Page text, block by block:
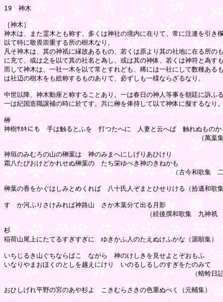
19　神木
［神木］
神木は、また霊木とも称す、多くは神社の境内に在りて、常に注連を引き
以て特に敬畏崇重する所の樹木なり。
凡そ神木は、其の神祇に縁故あるもの、若くは原より其の社地に在る所の
に充て、或は之を以て其の社名と為し、或は其の神体、若くは神符と為す
而して神木は、一社一木を以て常とすれども、稀には一社にして数種ある
は社辺の樹木をも総称するものありて、必ずしも一様ならざるなり。
中世以降、神木動座と称することあり。一は春日の神人等事を朝廷に訴ふ
一は紀国造職譲補の時に於てす。共に榊を俸持して以て神体に擬するなり
榊
神樹ｻｶｷにも　手は触るとふを　打つたへに　人妻と云へば　触れぬものか
（萬葉集　四相
神垣のみむろの山の榊葉は　神のみまへにしげりあひけり
霜八たびおけどかれせぬ榊葉の　たち栄ゆべき神のきねかも
（古今和歌集　二十大歌
榊葉の香をかぐはしみとめくれば　八十氏人ぞまとひせりける（拾遺和歌
すゞか河ふりさけみれば神路山　さか木葉分て出る月影
（続後撰和歌集　九神祇　僧正
杉
稲荷山尾上にたてるすぎすぎに　ゆきかふ人のたえぬけふかな（源順集）
いちじるき山ぐちならばこゝながら　神のけしきを見せよとぞおもふ
いなりやまおほくのとしを越えにけり　いのるしるしのすぎをたのみて
（蜻蛉日記　上之
おひしげれ平野の宮のあや杉よ　こきむらさきの色重ぬべく（元輔集）